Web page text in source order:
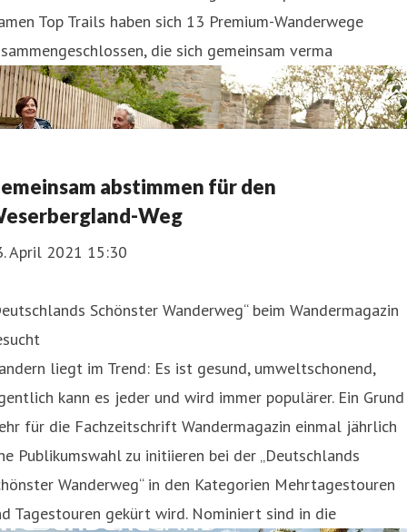
Top Trails haben sich 13 Premium-Wanderwege
die sich gemeinsam verma
abstimmen für den
Weg
April 2021 15:30
Schönster Wanderweg“ beim Wandermagazin
liegt im Trend: Es ist gesund, umweltschonend,
kann es jeder und wird immer populärer. Ein Grund
für die Fachzeitschrift Wandermagazin einmal jährlich
Publikumswahl zu initiieren bei der „Deutschlands
Wanderweg“ in den Kategorien Mehrtagestouren
Tagestouren gekürt wird. Nominiert sind in die